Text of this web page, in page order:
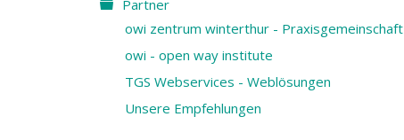
Partner
owi zentrum winterthur - Praxisgemeinschaft
owi - open way institute
TGS Webservices - Weblösungen
Unsere Empfehlungen